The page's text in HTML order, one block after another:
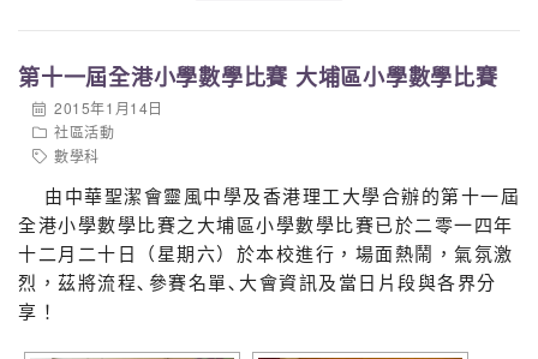
第十一屆全港小學數學比賽 大埔區小學數學比賽
2015年1月14日
社區活動
數學科
由中華聖潔會靈風中學及香港理工大學合辦的第十一屆
全港小學數學比賽之大埔區小學數學比賽已於二零一四年
十二月二十日（星期六）於本校進行，場面熱鬧，氣氛激
烈，茲將流程､參賽名單､大會資訊及當日片段與各界分
享！